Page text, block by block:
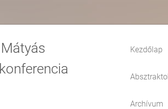
Kezdőlap
Archívum